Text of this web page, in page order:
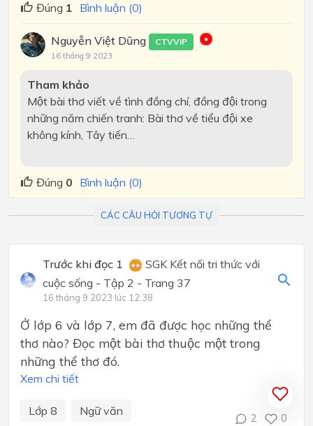
Đúng 1 Bình luận (0)
Nguyễn Việt Dũng CTVVIP
16 tháng 9 2023
Tham khảo
Một bài thơ viết về tình đồng chí, đồng đội trong
những năm chiến tranh: Bài thơ về tiểu đội xe
không kính, Tây tiến…
Đúng 0 Bình luận (0)
CÁC CÂU HỎI TƯƠNG TỰ
Trước khi đọc 1
SGK Kết nối tri thức với
cuộc sống - Tập 2 - Trang 37
16 tháng 9 2023 lúc 12:38
Ở lớp 6 và lớp 7, em đã được học những thể
thơ nào? Đọc một bài thơ thuộc một trong
những thể thơ đó.
Xem chi tiết
Lớp 8 Ngữ văn
2 0